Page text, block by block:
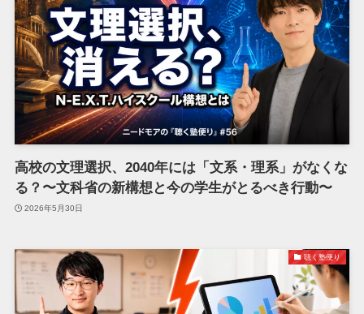
高校の文理選択、2040年には「文系・理系」がなくな
る？〜文科省の新構想と今の学生がとるべき行動〜
2026年5月30日
聴く塾便り